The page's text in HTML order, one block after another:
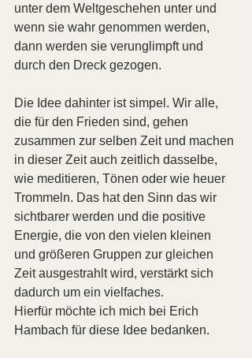
unter dem Weltgeschehen unter und
wenn sie wahr genommen werden,
dann werden sie verunglimpft und
durch den Dreck gezogen.
Die Idee dahinter ist simpel. Wir alle,
die für den Frieden sind, gehen
zusammen zur selben Zeit und machen
in dieser Zeit auch zeitlich dasselbe,
wie meditieren, Tönen oder wie heuer
Trommeln. Das hat den Sinn das wir
sichtbarer werden und die positive
Energie, die von den vielen kleinen
und größeren Gruppen zur gleichen
Zeit ausgestrahlt wird, verstärkt sich
dadurch um ein vielfaches.
Hierfür möchte ich mich bei Erich
Hambach für diese Idee bedanken.